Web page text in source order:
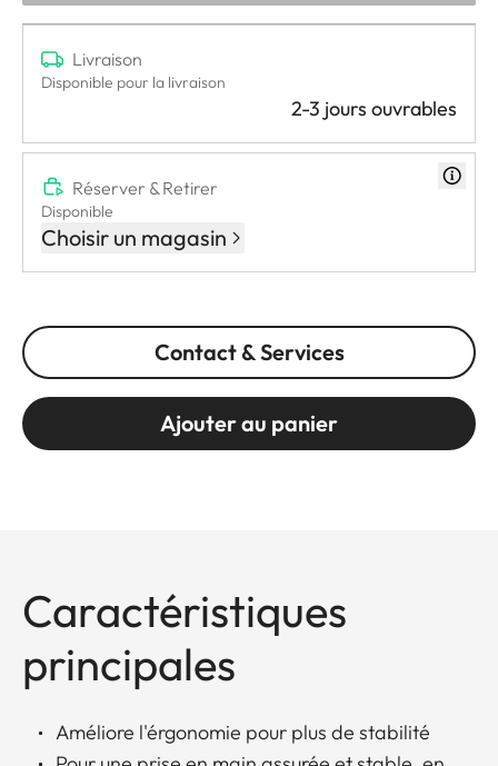
Livraison
Disponible pour la livraison
2-3 jours ouvrables
Réserver & Retirer
Disponible
Choisir un magasin
Contact & Services
Ajouter au panier
Caractéristiques
principales
Améliore l'érgonomie pour plus de stabilité